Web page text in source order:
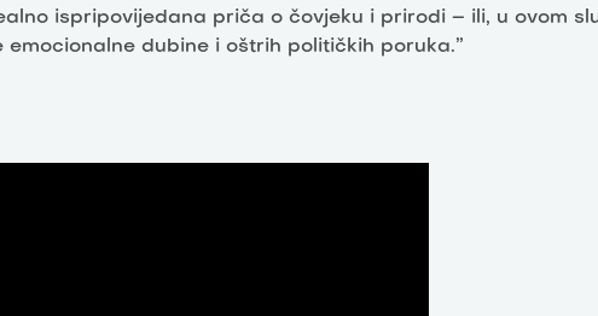
ispripovijedana priča o čovjeku i prirodi – ili, u ovom
dubine i oštrih političkih poruka.”